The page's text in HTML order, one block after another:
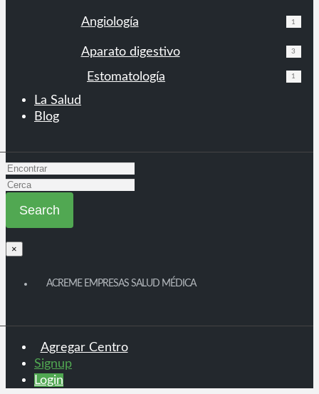
Angiología 1
Aparato digestivo 3
Estomatología 1
La Salud
Blog
×
ACREME EMPRESAS SALUD MÉDICA
Agregar Centro
Signup
Login